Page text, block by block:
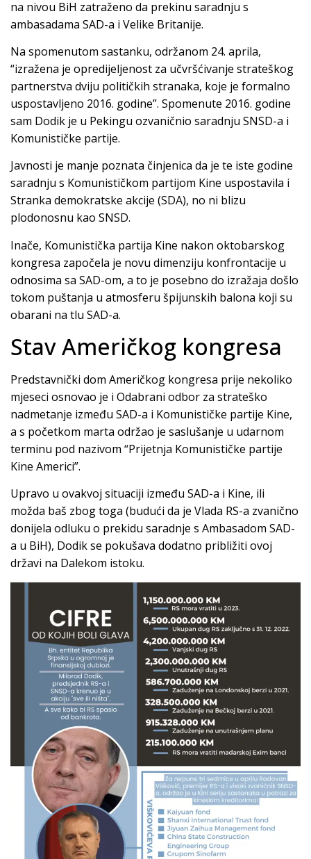
na nivou BiH zatraženo da prekinu saradnju s
ambasadama SAD-a i Velike Britanije.
Na spomenutom sastanku, održanom 24. aprila,
“izražena je opredijeljenost za učvršćivanje strateškog
partnerstva dviju političkih stranaka, koje je formalno
uspostavljeno 2016. godine”. Spomenute 2016. godine
sam Dodik je u Pekingu ozvaničnio saradnju SNSD-a i
Komunističke partije.
Javnosti je manje poznata činjenica da je te iste godine
saradnju s Komunističkom partijom Kine uspostavila i
Stranka demokratske akcije (SDA), no ni blizu
plodonosnu kao SNSD.
Inače, Komunistička partija Kine nakon oktobarskog
kongresa započela je novu dimenziju konfrontacije u
odnosima sa SAD-om, a to je posebno do izražaja došlo
tokom puštanja u atmosferu špijunskih balona koji su
obarani na tlu SAD-a.
Stav Američkog kongresa
Predstavnički dom Američkog kongresa prije nekoliko
mjeseci osnovao je i Odabrani odbor za strateško
nadmetanje između SAD-a i Komunističke partije Kine,
a s početkom marta održao je saslušanje u udarnom
terminu pod nazivom “Prijetnja Komunističke partije
Kine Americi”.
Upravo u ovakvoj situaciji između SAD-a i Kine, ili
možda baš zbog toga (budući da je Vlada RS-a zvanično
donijela odluku o prekidu saradnje s Ambasadom SAD-
a u BiH), Dodik se pokušava dodatno približiti ovoj
državi na Dalekom istoku.